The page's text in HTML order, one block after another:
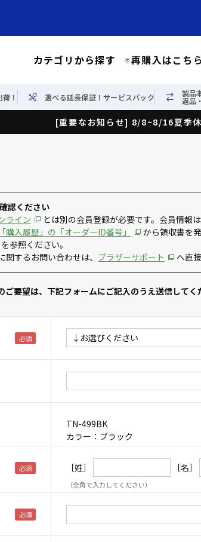
カテゴリから探す 再購入はこちら
！ 選べる延長保証！サービスパック 製品
返品
[重要なお知らせ] 8/8~8/16夏季
認ください
ライン
とは別の会員登録が必要です。会員情報
「購入履歴」の「オーダーID番号」
から領収書を
を参照ください。
するお問い合わせは、 ブラザーサポート へ直
要望は、下記フォームにご記入のうえ送信してく
TN-499BK
カラー：ブラック
［姓］ ［名］
（全角で入力してください）